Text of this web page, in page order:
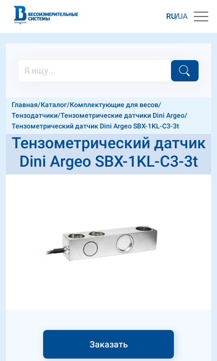
RU UA
Главная/Каталог/Комплектующие для весов/
Тензодатчики/Тензометрические датчики Dini Argeo/
Тензометрический датчик Dini Argeo SBX-1KL-C3-3t
Тензометрический датчик
Dini Argeo SBX-1KL-C3-3t
Заказать